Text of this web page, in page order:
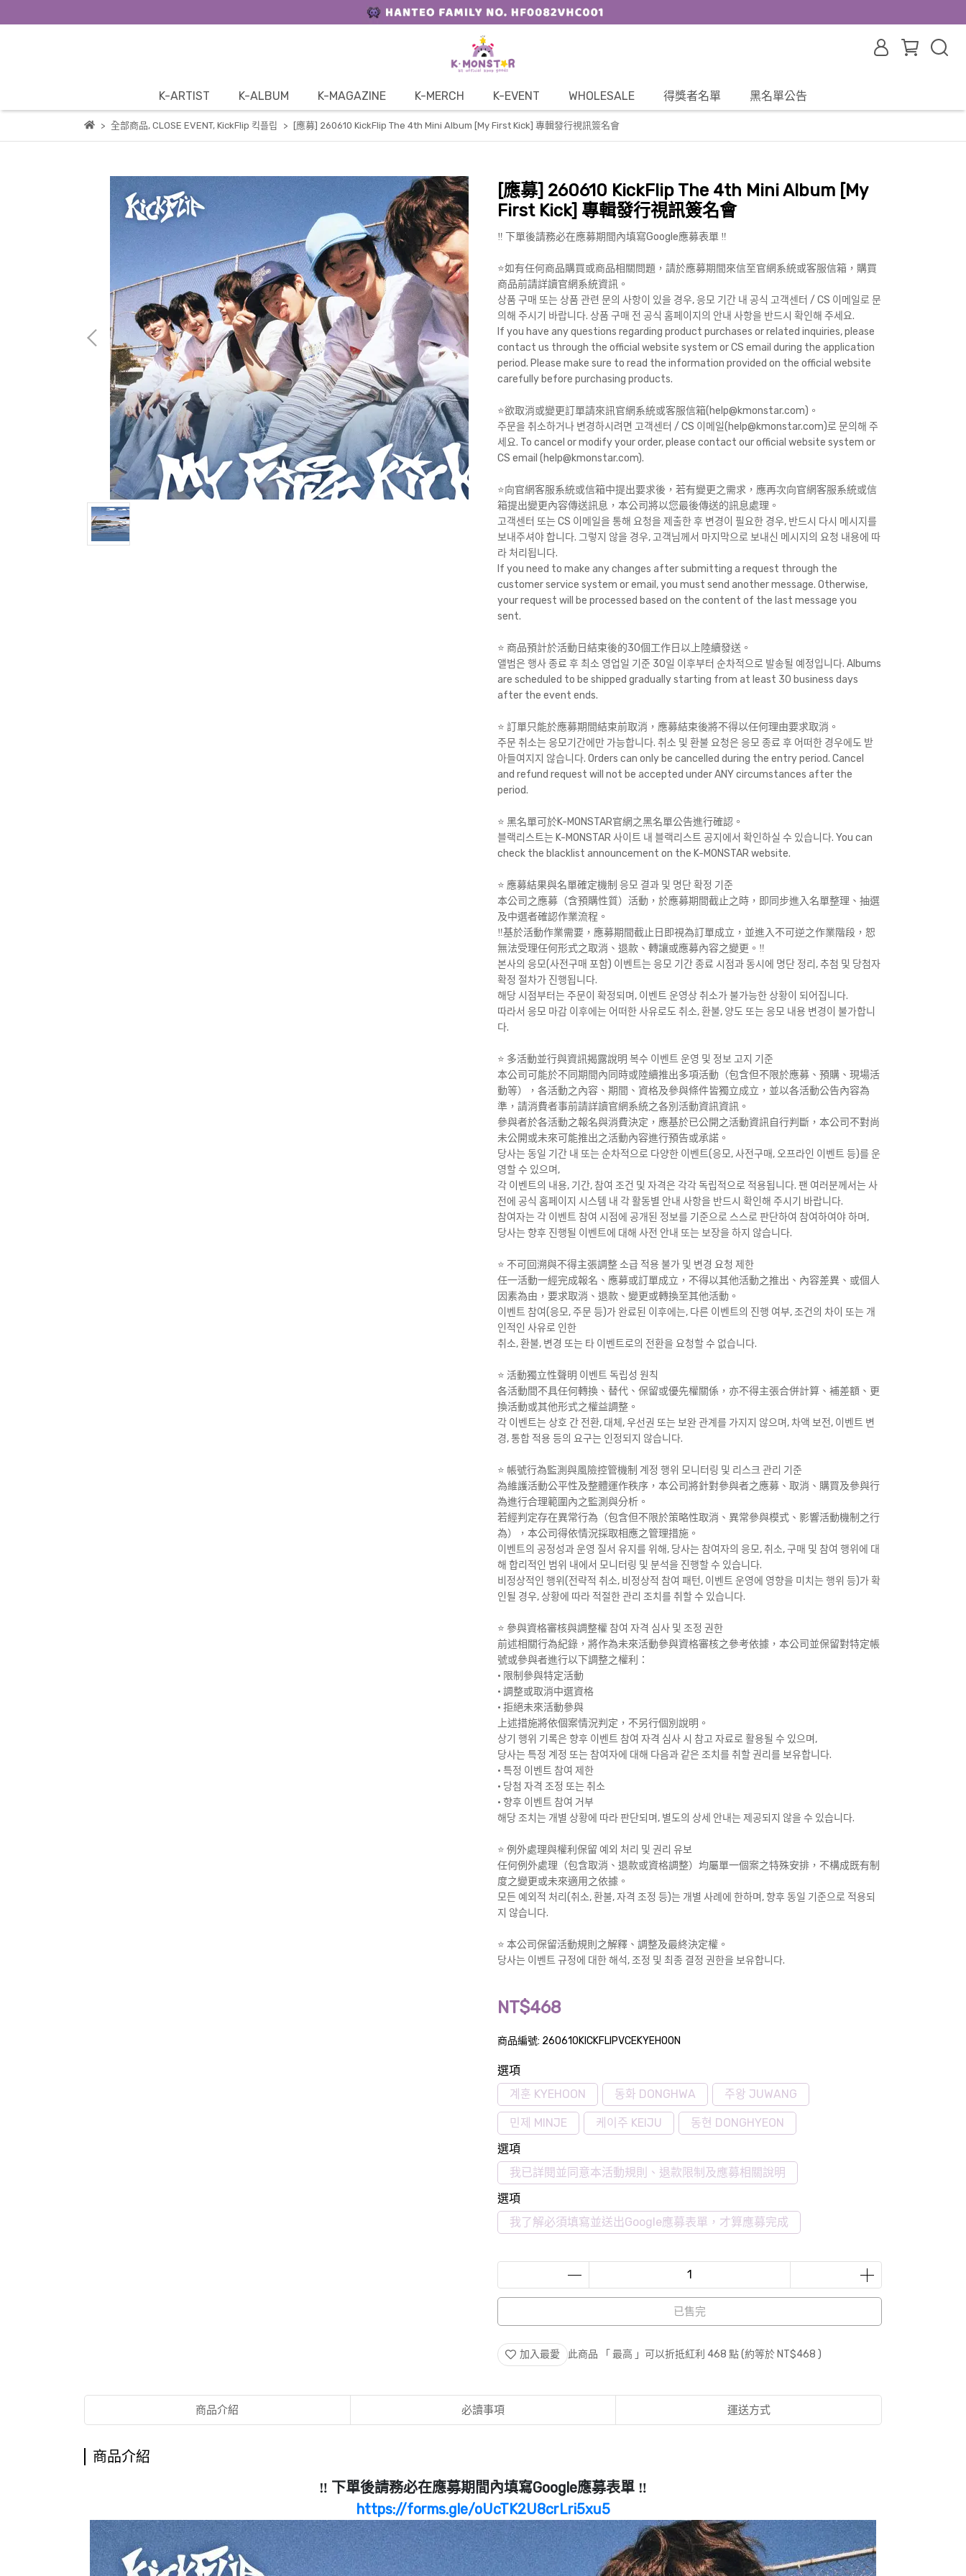
K-ARTIST K-ALBUM K-MAGAZINE K-MERCH K-EVENT WHOLESALE 得獎者名單 黑名單公告
全部商品, CLOSE EVENT, KickFlip 킥플립 [應募] 260610 KickFlip The 4th Mini Album [My First Kick] 專輯發行視訊簽名會
[應募] 260610 KickFlip The 4th Mini Album [My
First Kick] 專輯發行視訊簽名會
‼️ 下單後請務必在應募期間內填寫Google應募表單 ‼️
⭐️如有任何商品購買或商品相關問題，請於應募期間來信至官網系統或客服信箱，購買
商品前請詳讀官網系統資訊。
상품 구매 또는 상품 관련 문의 사항이 있을 경우, 응모 기간 내 공식 고객센터 / CS 이메일로 문
의해 주시기 바랍니다. 상품 구매 전 공식 홈페이지의 안내 사항을 반드시 확인해 주세요.
If you have any questions regarding product purchases or related inquiries, please
contact us through the official website system or CS email during the application
period. Please make sure to read the information provided on the official website
carefully before purchasing products.
⭐️欲取消或變更訂單請來訊官網系統或客服信箱(help@kmonstar.com)。
주문을 취소하거나 변경하시려면 고객센터 / CS 이메일(help@kmonstar.com)로 문의해 주
세요. To cancel or modify your order, please contact our official website system or
CS email (help@kmonstar.com).
⭐️向官網客服系統或信箱中提出要求後，若有變更之需求，應再次向官網客服系統或信
箱提出變更內容傳送訊息，本公司將以您最後傳送的訊息處理。
고객센터 또는 CS 이메일을 통해 요청을 제출한 후 변경이 필요한 경우, 반드시 다시 메시지를
보내주셔야 합니다. 그렇지 않을 경우, 고객님께서 마지막으로 보내신 메시지의 요청 내용에 따
라 처리됩니다.
If you need to make any changes after submitting a request through the
customer service system or email, you must send another message. Otherwise,
your request will be processed based on the content of the last message you
sent.
⭐️ 商品預計於活動日結束後的30個工作日以上陸續發送。
앨범은 행사 종료 후 최소 영업일 기준 30일 이후부터 순차적으로 발송될 예정입니다. Albums
are scheduled to be shipped gradually starting from at least 30 business days
after the event ends.
⭐️ 訂單只能於應募期間結束前取消，應募結束後將不得以任何理由要求取消。
주문 취소는 응모기간에만 가능합니다. 취소 및 환불 요청은 응모 종료 후 어떠한 경우에도 받
아들여지지 않습니다. Orders can only be cancelled during the entry period. Cancel
and refund request will not be accepted under ANY circumstances after the
period.
⭐️ 黑名單可於K-MONSTAR官網之黑名單公告進行確認。
블랙리스트는 K-MONSTAR 사이트 내 블랙리스트 공지에서 확인하실 수 있습니다. You can
check the blacklist announcement on the K-MONSTAR website.
⭐️ 應募結果與名單確定機制 응모 결과 및 명단 확정 기준
本公司之應募（含預購性質）活動，於應募期間截止之時，即同步進入名單整理、抽選
及中選者確認作業流程。
‼️基於活動作業需要，應募期間截止日即視為訂單成立，並進入不可逆之作業階段，恕
無法受理任何形式之取消、退款、轉讓或應募內容之變更。‼️
본사의 응모(사전구매 포함) 이벤트는 응모 기간 종료 시점과 동시에 명단 정리, 추첨 및 당첨자
확정 절차가 진행됩니다.
해당 시점부터는 주문이 확정되며, 이벤트 운영상 취소가 불가능한 상황이 되어집니다.
따라서 응모 마감 이후에는 어떠한 사유로도 취소, 환불, 양도 또는 응모 내용 변경이 불가합니
다.
⭐️ 多活動並行與資訊揭露說明 복수 이벤트 운영 및 정보 고지 기준
本公司可能於不同期間內同時或陸續推出多項活動（包含但不限於應募、預購、現場活
動等），各活動之內容、期間、資格及參與條件皆獨立成立，並以各活動公告內容為
準，請消費者事前請詳讀官網系統之各別活動資訊資訊。
參與者於各活動之報名與消費決定，應基於已公開之活動資訊自行判斷，本公司不對尚
未公開或未來可能推出之活動內容進行預告或承諾。
당사는 동일 기간 내 또는 순차적으로 다양한 이벤트(응모, 사전구매, 오프라인 이벤트 등)를 운
영할 수 있으며,
각 이벤트의 내용, 기간, 참여 조건 및 자격은 각각 독립적으로 적용됩니다. 팬 여러분께서는 사
전에 공식 홈페이지 시스템 내 각 활동별 안내 사항을 반드시 확인해 주시기 바랍니다.
참여자는 각 이벤트 참여 시점에 공개된 정보를 기준으로 스스로 판단하여 참여하여야 하며,
당사는 향후 진행될 이벤트에 대해 사전 안내 또는 보장을 하지 않습니다.
⭐️ 不可回溯與不得主張調整 소급 적용 불가 및 변경 요청 제한
任一活動一經完成報名、應募或訂單成立，不得以其他活動之推出、內容差異、或個人
因素為由，要求取消、退款、變更或轉換至其他活動。
이벤트 참여(응모, 주문 등)가 완료된 이후에는, 다른 이벤트의 진행 여부, 조건의 차이 또는 개
인적인 사유로 인한
취소, 환불, 변경 또는 타 이벤트로의 전환을 요청할 수 없습니다.
⭐️ 活動獨立性聲明 이벤트 독립성 원칙
各活動間不具任何轉換、替代、保留或優先權關係，亦不得主張合併計算、補差額、更
換活動或其他形式之權益調整。
각 이벤트는 상호 간 전환, 대체, 우선권 또는 보완 관계를 가지지 않으며, 차액 보전, 이벤트 변
경, 통합 적용 등의 요구는 인정되지 않습니다.
⭐️ 帳號行為監測與風險控管機制 계정 행위 모니터링 및 리스크 관리 기준
為維護活動公平性及整體運作秩序，本公司將針對參與者之應募、取消、購買及參與行
為進行合理範圍內之監測與分析。
若經判定存在異常行為（包含但不限於策略性取消、異常參與模式、影響活動機制之行
為），本公司得依情況採取相應之管理措施。
이벤트의 공정성과 운영 질서 유지를 위해, 당사는 참여자의 응모, 취소, 구매 및 참여 행위에 대
해 합리적인 범위 내에서 모니터링 및 분석을 진행할 수 있습니다.
비정상적인 행위(전략적 취소, 비정상적 참여 패턴, 이벤트 운영에 영향을 미치는 행위 등)가 확
인될 경우, 상황에 따라 적절한 관리 조치를 취할 수 있습니다.
⭐️ 參與資格審核與調整權 참여 자격 심사 및 조정 권한
前述相關行為紀錄，將作為未來活動參與資格審核之參考依據，本公司並保留對特定帳
號或參與者進行以下調整之權利：
• 限制參與特定活動
• 調整或取消中選資格
• 拒絕未來活動參與
上述措施將依個案情況判定，不另行個別說明。
상기 행위 기록은 향후 이벤트 참여 자격 심사 시 참고 자료로 활용될 수 있으며,
당사는 특정 계정 또는 참여자에 대해 다음과 같은 조치를 취할 권리를 보유합니다.
• 특정 이벤트 참여 제한
• 당첨 자격 조정 또는 취소
• 향후 이벤트 참여 거부
해당 조치는 개별 상황에 따라 판단되며, 별도의 상세 안내는 제공되지 않을 수 있습니다.
⭐️ 例外處理與權利保留 예외 처리 및 권리 유보
任何例外處理（包含取消、退款或資格調整）均屬單一個案之特殊安排，不構成既有制
度之變更或未來適用之依據。
모든 예외적 처리(취소, 환불, 자격 조정 등)는 개별 사례에 한하며, 향후 동일 기준으로 적용되
지 않습니다.
⭐️ 本公司保留活動規則之解釋、調整及最終決定權。
당사는 이벤트 규정에 대한 해석, 조정 및 최종 결정 권한을 보유합니다.
NT$468
商品編號: 260610KICKFLIPVCEKYEHOON
選項
계훈 KYEHOON
동화 DONGHWA 주왕 JUWANG
민제 MINJE 케이주 KEIJU
동현 DONGHYEON
選項
我已詳閱並同意本活動規則、退款限制及應募相關說明
選項
我了解必須填寫並送出Google應募表單，才算應募完成
已售完
加入最愛 此商品 「 最高 」可以折抵紅利 468 點 (約等於 NT$468 )
商品介紹 必讀事項 運送方式
商品介紹
‼️ 下單後請務必在應募期間內填寫Google應募表單 ‼️
https://forms.gle/oUcTK2U8crLri5xu5